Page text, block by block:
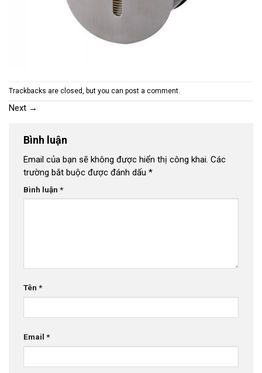
Trackbacks are closed, but you can post a comment.
Next →
Bình luận
Email của bạn sẽ không được hiển thị công khai. Các
trường bắt buộc được đánh dấu *
Bình luận *
Tên *
Email *